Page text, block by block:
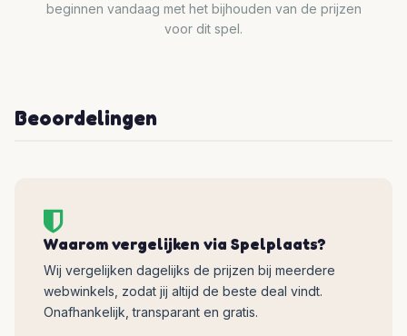
beginnen vandaag met het bijhouden van de prijzen
voor dit spel.
Beoordelingen
Waarom vergelijken via Spelplaats?
Wij vergelijken dagelijks de prijzen bij meerdere
webwinkels, zodat jij altijd de beste deal vindt.
Onafhankelijk, transparant en gratis.